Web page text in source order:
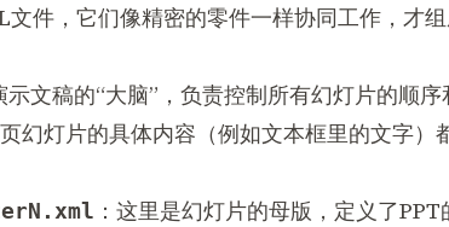
件，它们像精密的零件一样协同工作，才组
示文稿的“大脑”，负责控制所有幻灯片的顺序
页幻灯片的具体内容（例如文本框里的文字）
：这里是幻灯片的母版，定义了PPT